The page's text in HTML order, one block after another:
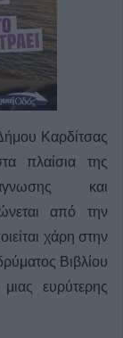
Καρδίτσας
πλαίσια της
και
από την
χάρη στην
Βιβλίου
ευρύτερης